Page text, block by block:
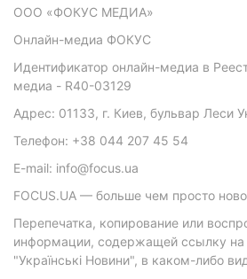
ООО «ФОКУС МЕДИА»
Онлайн-медиа ФОКУС
Идентификатор онлайн-медиа в
медиа - R40-03129
Адрес: 01133, г. Киев, бульвар Леси
Телефон: +38 044 207 45 54
E-mail: info@focus.ua
FOCUS.UA — больше чем просто
Перепечатка, копирование или
информации, содержащей ссылку на
"Українські Новини", в каком-либо